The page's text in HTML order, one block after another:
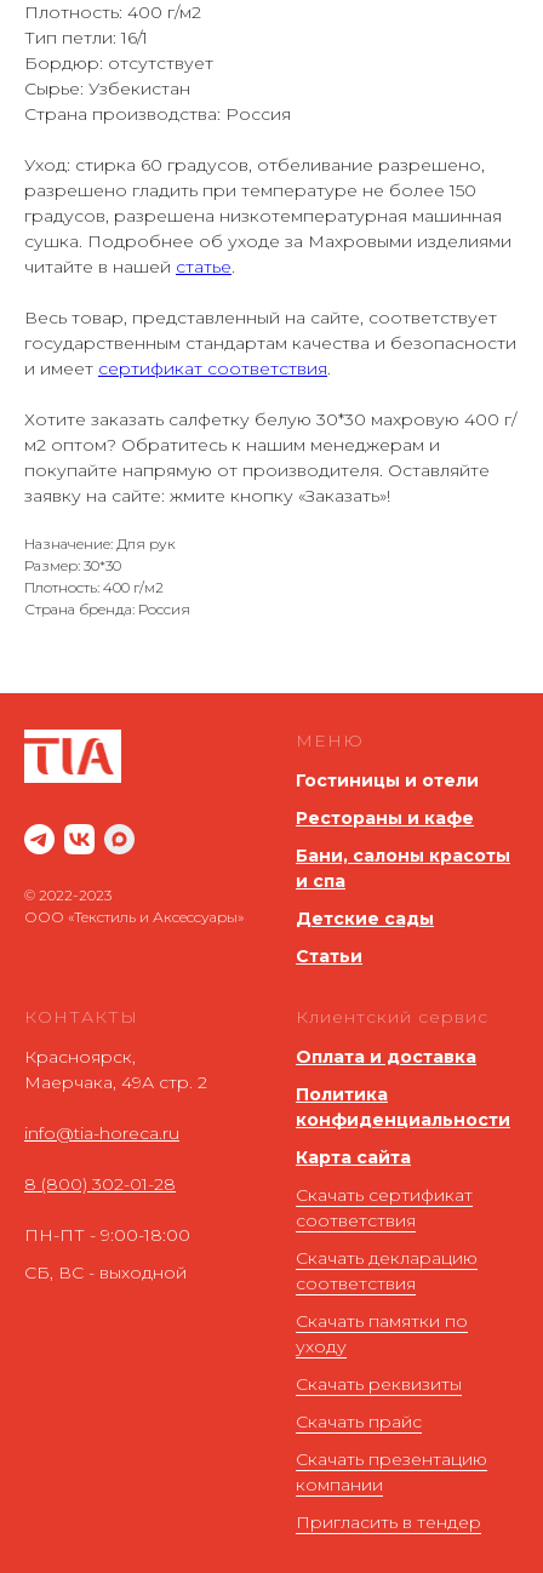
Плотность: 400 г/м2
Тип петли: 16/1
Бордюр: отсутствует
Сырье: Узбекистан
Страна производства: Россия
Уход: стирка 60 градусов, отбеливание разрешено,
разрешено гладить при температуре не более 150
градусов, разрешена низкотемпературная машинная
сушка. Подробнее об уходе за Махровыми изделиями
читайте в нашей статье.
Весь товар, представленный на сайте, соответствует
государственным стандартам качества и безопасности
и имеет сертификат соответствия.
Хотите заказать салфетку белую 30*30 махровую 400 г/
м2 оптом? Обратитесь к нашим менеджерам и
покупайте напрямую от производителя. Оставляйте
заявку на сайте: жмите кнопку «Заказать»!
Назначение: Для рук
Размер: 30*30
Плотность: 400 г/м2
Страна бренда: Россия
© 2022-2023
ООО «Текстиль и Аксессуары»
МЕНЮ
Гостиницы и отели
Рестораны и кафе
Бани, салоны красоты
и спа
Детские сады
Статьи
КОНТАКТЫ
Красноярск,
Маерчака, 49А стр. 2
info@tia-horeca.ru
8 (800) 302-01-28
ПН-ПТ - 9:00-18:00
СБ, ВС - выходной
Клиентский сервис
Оплата и доставка
Политика
конфиденциальности
Карта сайта
Скачать сертификат
соответствия
Скачать декларацию
соответствия
Скачать памятки по
уходу
Скачать реквизиты
Скачать прайс
Скачать презентацию
компании
Пригласить в тендер